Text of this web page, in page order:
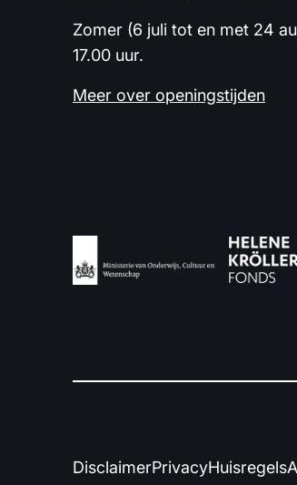
Zomer (6 juli tot en met 24
17.00 uur.
Meer over openingstijden
DisclaimerPrivacyHuisregels